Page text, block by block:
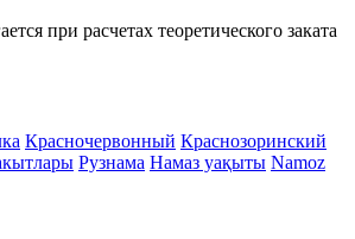
при расчетах теоретического заката
Красночервонный Краснозоринский
Рузнама Намаз уақыты Namoz